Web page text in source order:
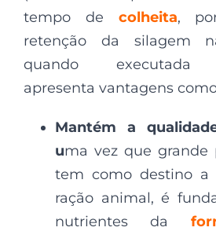
tempo de colheita,
retenção da silagem
quando executada
apresenta vantagens
Mantém a
uma vez que grande
tem como destino a
ração animal, é
nutrientes da